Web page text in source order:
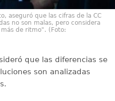
aseguró que las cifras de la CC
no son malas, pero considera
de ritmo". (Foto:
que las diferencias se
son analizadas